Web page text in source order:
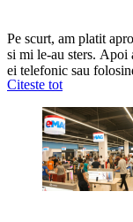
Pe scurt, am platit
si mi le-au sters. Apoi
ei telefonic sau
Facebook mi-au vazut
Citeste tot